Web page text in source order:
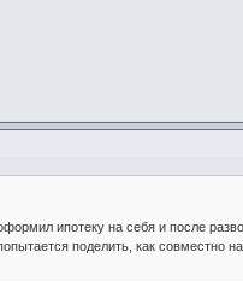
ипотеку на себя и после
поделить, как совместно